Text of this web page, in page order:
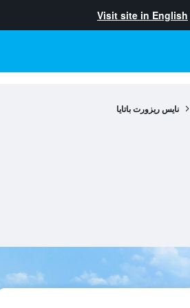
Visit site in English
نايس ريزورت باتايا